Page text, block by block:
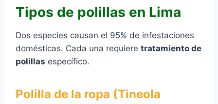
Tipos de polillas en Lima
Dos especies causan el 95% de infestaciones
domésticas. Cada una requiere tratamiento de
polillas específico.
Polilla de la ropa (Tineola